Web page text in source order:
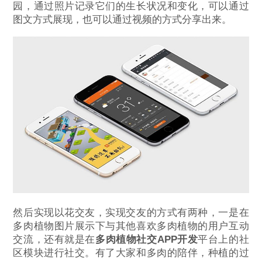
园，通过照片记录它们的生长状况和变化，可以通过
图文方式展现，也可以通过视频的方式分享出来。
然后实现以花交友，实现交友的方式有两种，一是在
多肉植物图片展示下与其他喜欢多肉植物的用户互动
交流，还有就是在多肉植物社交APP开发平台上的社
区模块进行社交。有了大家和多肉的陪伴，种植的过